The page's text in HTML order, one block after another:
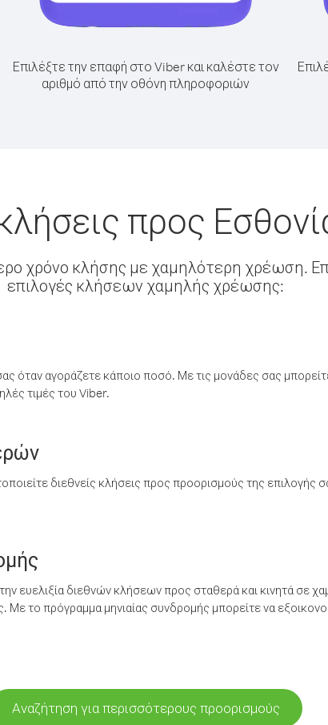
Επιλέξτε την επαφή στο Viber και καλέστε τον
αριθμό από την οθόνη πληροφοριών
προς
χρόνο κλήσης με χαμηλότερη χρέωση.
επιλογές κλήσεων χαμηλής χρέωσης:
όταν αγοράζετε κάποιο ποσό. Με τις μονάδες σας
τιμές του Viber.
διεθνείς κλήσεις προς προορισμούς της επιλογής
ευελιξία διεθνών κλήσεων προς σταθερά και κινητά σε
το πρόγραμμα μηνιαίας συνδρομής μπορείτε να
Αναζήτηση για περισσότερους προορισμούς